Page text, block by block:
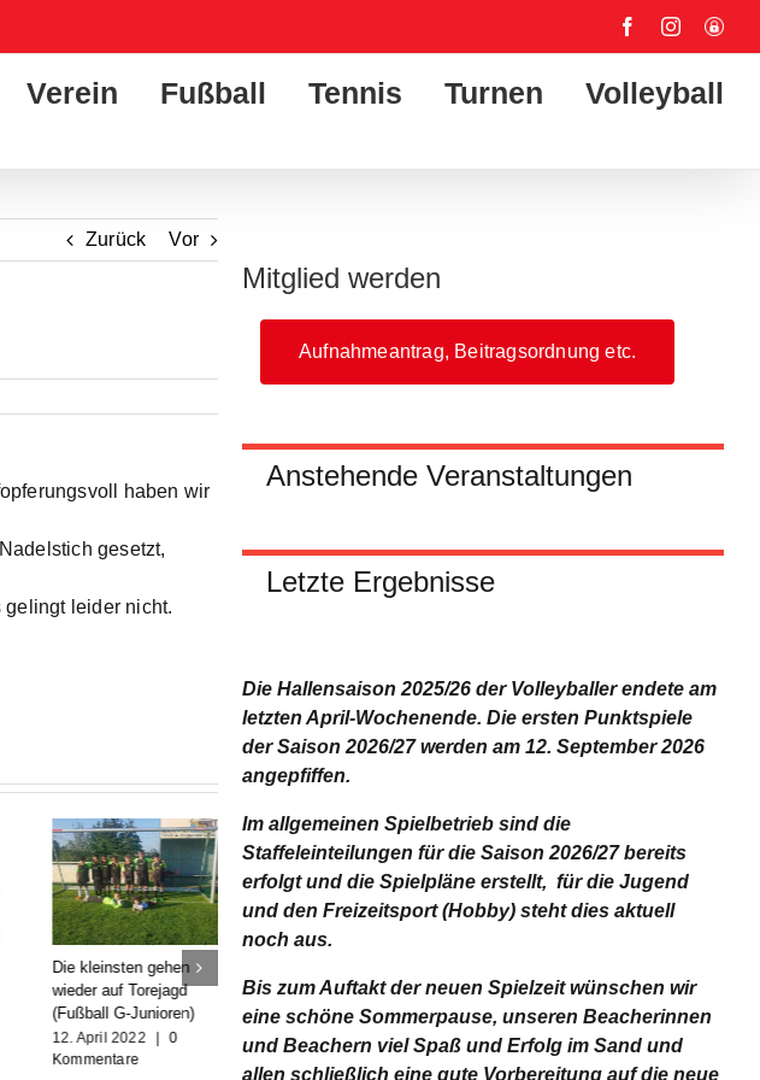
FacebookInstagram
User-
Verein Fußball Tennis Turnen Volleyball
Zurück Vor
haben wir
gesetzt,
leider nicht.
Die kleinsten gehen
wieder auf Torejagd
(Fußball G-Junioren)
12. April 2022
0
Kommentare
blickt auf die Hinrunde
zurück
12. April 2022 | 0
berichten von der
Hinrunde
12. April 2022 | 0
Kommentare
Mitglied werden
Aufnahmeantrag, Beitragsordnung etc.
Anstehende Veranstaltungen
Letzte Ergebnisse
Die Hallensaison 2025/26 der Volleyballer endete am
letzten April-Wochenende. Die ersten Punktspiele
der Saison 2026/27 werden am 12. September 2026
angepfiffen.
Im allgemeinen Spielbetrieb sind die
Staffeleinteilungen für die Saison 2026/27 bereits
erfolgt und die Spielpläne erstellt, für die Jugend
und den Freizeitsport (Hobby) steht dies aktuell
noch aus.
Bis zum Auftakt der neuen Spielzeit wünschen wir
eine schöne Sommerpause, unseren Beacherinnen
und Beachern viel Spaß und Erfolg im Sand und
allen schließlich eine gute Vorbereitung auf die neue